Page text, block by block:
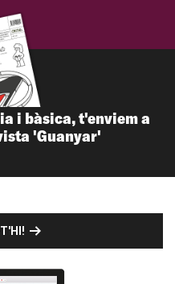
i bàsica, t'enviem a
'Guanyar'